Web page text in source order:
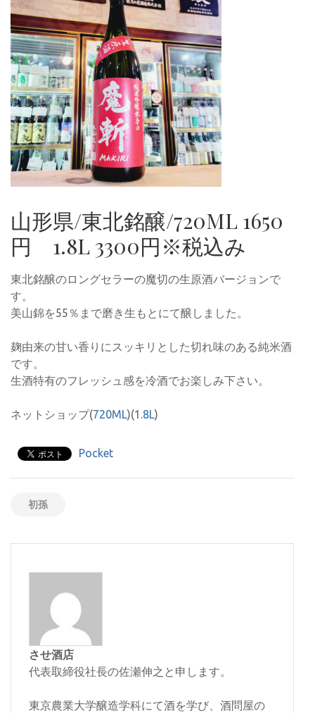
山形県/東北銘醸/720ML 1650
円 1.8L 3300円※税込み
東北銘醸のロングセラーの魔切の生原酒バージョンで
す。
美山錦を55％まで磨き生もとにて醸しました。
麹由来の甘い香りにスッキリとした切れ味のある純米酒
です。
生酒特有のフレッシュ感を冷酒でお楽しみ下さい。
ネットショップ(720ML)(1.8L)
Pocket
初孫
させ酒店
代表取締役社長の佐瀬伸之と申します。
東京農業大学醸造学科にて酒を学び、酒問屋の